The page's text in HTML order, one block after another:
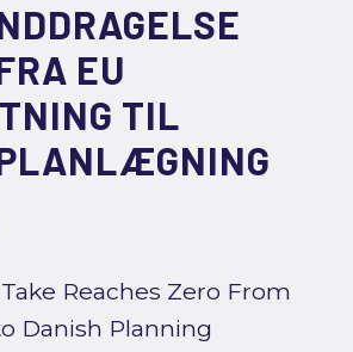
EU
TIL
Reaches Zero From
Danish Planning